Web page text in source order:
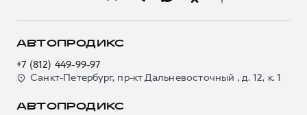
Для малого бизнеса
Программа «Помощь на дороге»
Электронный ПТС
GWM Безопасность
Мобильное приложение GWM
О GWM
О дилере
Наша команда
Контакты
АВТОПРОДИКС
+7 (812) 449-99-97
Санкт-Петербург, пр-кт Дальневосточный , д. 12, к. 1
АВТОПРОДИКС